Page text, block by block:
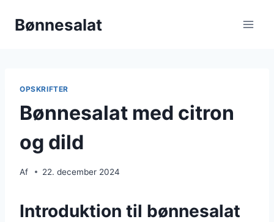
Bønnesalat
OPSKRIFTER
Bønnesalat med citron
og dild
Af 22. december 2024
Introduktion til bønnesalat